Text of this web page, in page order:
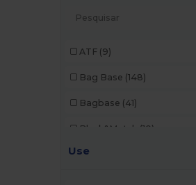
ATF (9)
Bag Base (148)
Bagbase (41)
Black&Match (10)
Branve
Use